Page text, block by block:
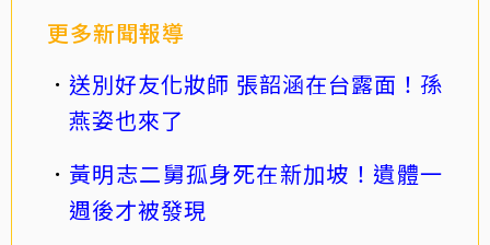
更多新聞報導
送別好友化妝師 張韶涵在台露面！孫
燕姿也來了
黃明志二舅孤身死在新加坡！遺體一
週後才被發現